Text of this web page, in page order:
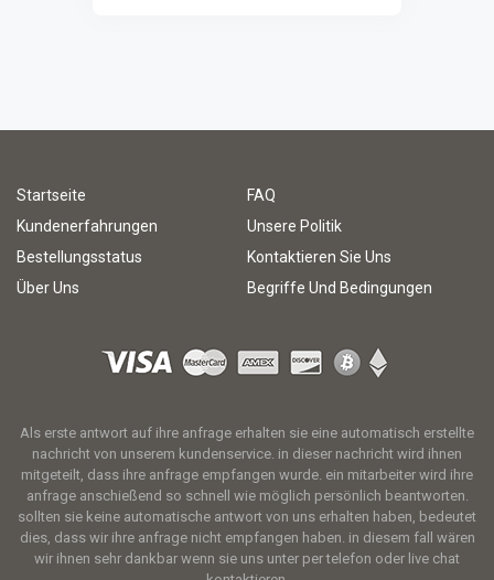
Startseite
FAQ
Kundenerfahrungen
Unsere Politik
Bestellungsstatus
Kontaktieren Sie Uns
Über Uns
Begriffe Und Bedingungen
Als erste antwort auf ihre anfrage erhalten sie eine automatisch erstellte
nachricht von unserem kundenservice. in dieser nachricht wird ihnen
mitgeteilt, dass ihre anfrage empfangen wurde. ein mitarbeiter wird ihre
anfrage anschießend so schnell wie möglich persönlich beantworten.
sollten sie keine automatische antwort von uns erhalten haben, bedeutet
dies, dass wir ihre anfrage nicht empfangen haben. in diesem fall wären
wir ihnen sehr dankbar wenn sie uns unter per telefon oder live chat